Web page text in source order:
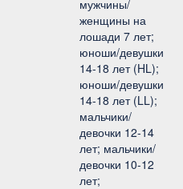
мужчины/
женщины на
лошади 7 лет;
юноши/девушки
14-18 лет (HL);
юноши/девушки
14-18 лет (LL);
мальчики/
девочки 12-14
лет; мальчики/
девочки 10-12
лет;